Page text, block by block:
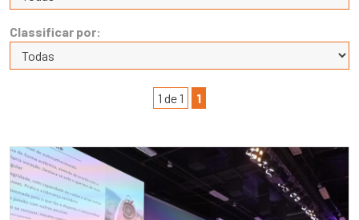
Classificar por:
1 de 1 1